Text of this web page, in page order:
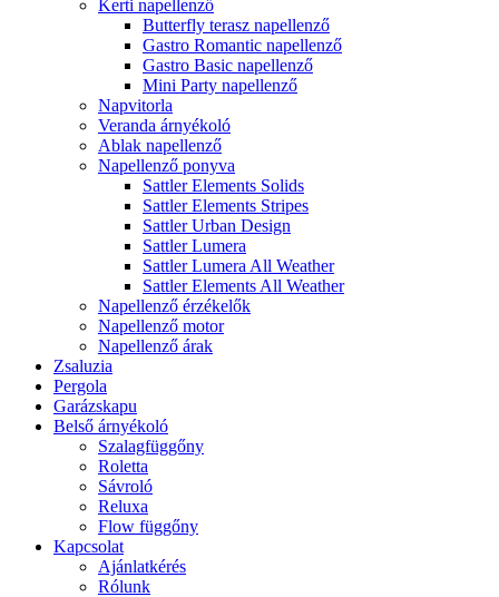
Kerti napellenző
Butterfly terasz napellenző
Gastro Romantic napellenző
Gastro Basic napellenző
Mini Party napellenző
Napvitorla
Veranda árnyékoló
Ablak napellenző
Napellenző ponyva
Sattler Elements Solids
Sattler Elements Stripes
Sattler Urban Design
Sattler Lumera
Sattler Lumera All Weather
Sattler Elements All Weather
Napellenző érzékelők
Napellenző motor
Napellenző árak
Zsaluzia
Pergola
Garázskapu
Belső árnyékoló
Szalagfüggőny
Roletta
Sávroló
Reluxa
Flow függőny
Kapcsolat
Ajánlatkérés
Rólunk